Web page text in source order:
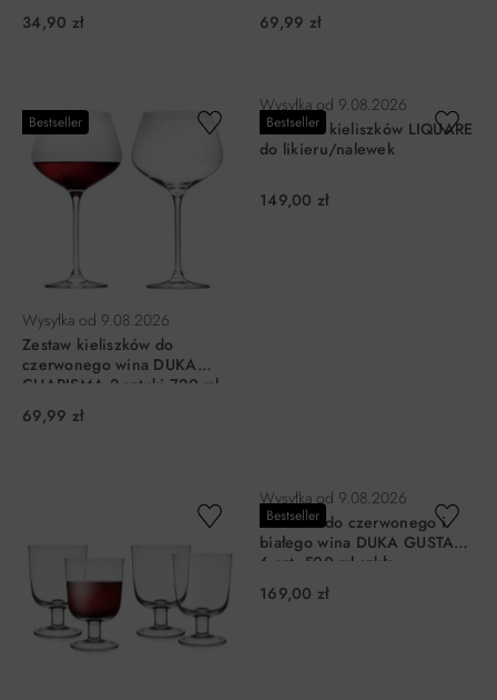
34,90 zł
69,99 zł
Bestseller
Wysyłka od 9.08.2026
Zestaw kieliszków do
czerwonego wina DUKA
CHARISMA 2 sztuki 720 ml
szkło
69,99 zł
Bestseller
Wysyłka od 9.08.2026
Zestaw 6 kieliszków LIQUARE
do likieru/nalewek
149,00 zł
Bestseller
Wysyłka od 9.08.2026
Kieliszki do czerwonego i
białego wina DUKA GUSTAV
6 szt. 500 ml szkło
kryształowe
169,00 zł